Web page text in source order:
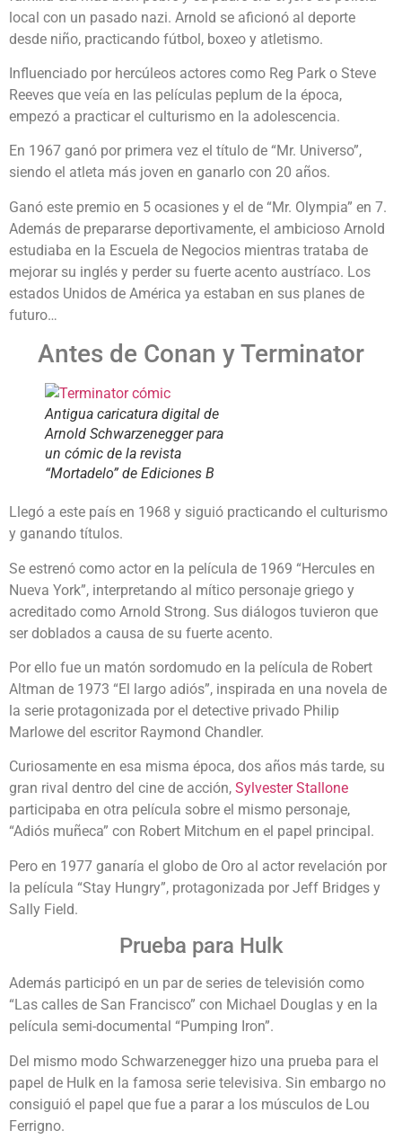
local con un pasado nazi. Arnold se aficionó al deporte
desde niño, practicando fútbol, boxeo y atletismo.
Influenciado por hercúleos actores como Reg Park o Steve
Reeves que veía en las películas peplum de la época,
empezó a practicar el culturismo en la adolescencia.
En 1967 ganó por primera vez el título de “Mr. Universo”,
siendo el atleta más joven en ganarlo con 20 años.
Ganó este premio en 5 ocasiones y el de “Mr. Olympia” en 7.
Además de prepararse deportivamente, el ambicioso Arnold
estudiaba en la Escuela de Negocios mientras trataba de
mejorar su inglés y perder su fuerte acento austríaco. Los
estados Unidos de América ya estaban en sus planes de
futuro…
Antes de Conan y Terminator
Antigua caricatura digital de
Arnold Schwarzenegger para
un cómic de la revista
“Mortadelo” de Ediciones B
Llegó a este país en 1968 y siguió practicando el culturismo
y ganando títulos.
Se estrenó como actor en la película de 1969 “Hercules en
Nueva York”, interpretando al mítico personaje griego y
acreditado como Arnold Strong. Sus diálogos tuvieron que
ser doblados a causa de su fuerte acento.
Por ello fue un matón sordomudo en la película de Robert
Altman de 1973 “El largo adiós”, inspirada en una novela de
la serie protagonizada por el detective privado Philip
Marlowe del escritor Raymond Chandler.
Curiosamente en esa misma época, dos años más tarde, su
gran rival dentro del cine de acción, Sylvester Stallone
participaba en otra película sobre el mismo personaje,
“Adiós muñeca” con Robert Mitchum en el papel principal.
Pero en 1977 ganaría el globo de Oro al actor revelación por
la película “Stay Hungry”, protagonizada por Jeff Bridges y
Sally Field.
Prueba para Hulk
Además participó en un par de series de televisión como
“Las calles de San Francisco” con Michael Douglas y en la
película semi-documental “Pumping Iron”.
Del mismo modo Schwarzenegger hizo una prueba para el
papel de Hulk en la famosa serie televisiva. Sin embargo no
consiguió el papel que fue a parar a los músculos de Lou
Ferrigno.